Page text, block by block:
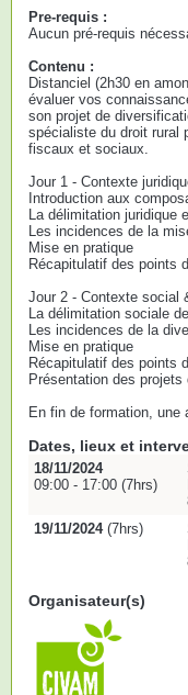
Pre-requis :
Aucun pré-requis
Contenu :
Distanciel (2h30 en
évaluer vos
son projet de
spécialiste du droit rural
fiscaux et sociaux.
Jour 1 - Contexte
Introduction aux
La délimitation juridique
Les incidences de la
Mise en pratique
Récapitulatif des points
Jour 2 - Contexte social
La délimitation sociale
Les incidences de la
Mise en pratique
Récapitulatif des points
Présentation des
En fin de formation, une
Dates, lieux et
18/11/2024
09:00 - 17:00 (7hrs)
19/11/2024(7hrs)
Organisateur(s)